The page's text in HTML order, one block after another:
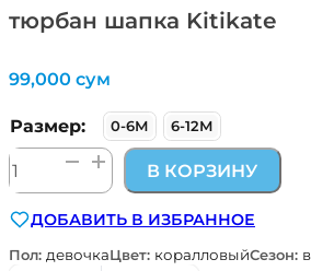
тюрбан шапка Kitikate
99,000 сум
Размер: 0-6М 6-12М
Количество
товара
шапка
Kitikate
В КОРЗИНУ
ДОБАВИТЬ В ИЗБРАННОЕ
Пол: девочкаЦвет: коралловыйСезон: